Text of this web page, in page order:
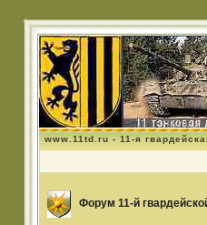
www.11td.ru - 11-я
Форум 11-й